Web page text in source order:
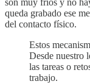
son muy fríos y no
queda grabado ese
del contacto físico.
Estos
Desde nuestro
las tareas o
trabajo.